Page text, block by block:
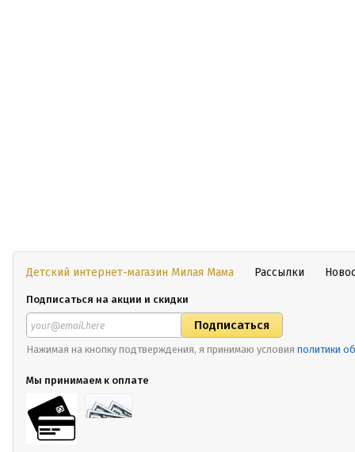
Детский интернет-магазин Милая Мама Рассылки
Подписаться на акции и скидки
Нажимая на кнопку подтверждения, я принимаю условия политики
Мы принимаем к оплате